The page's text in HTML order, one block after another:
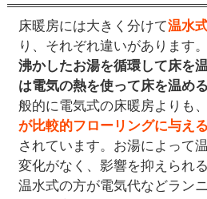
床暖房には大きく分けて温水
り、それぞれ違いがあります
沸かしたお湯を循環して床を
は電気の熱を使って床を温め
般的に電気式の床暖房よりも
が比較的フローリングに与え
されています。お湯によって
変化がなく、影響を抑えられ
温水式の方が電気代などラン